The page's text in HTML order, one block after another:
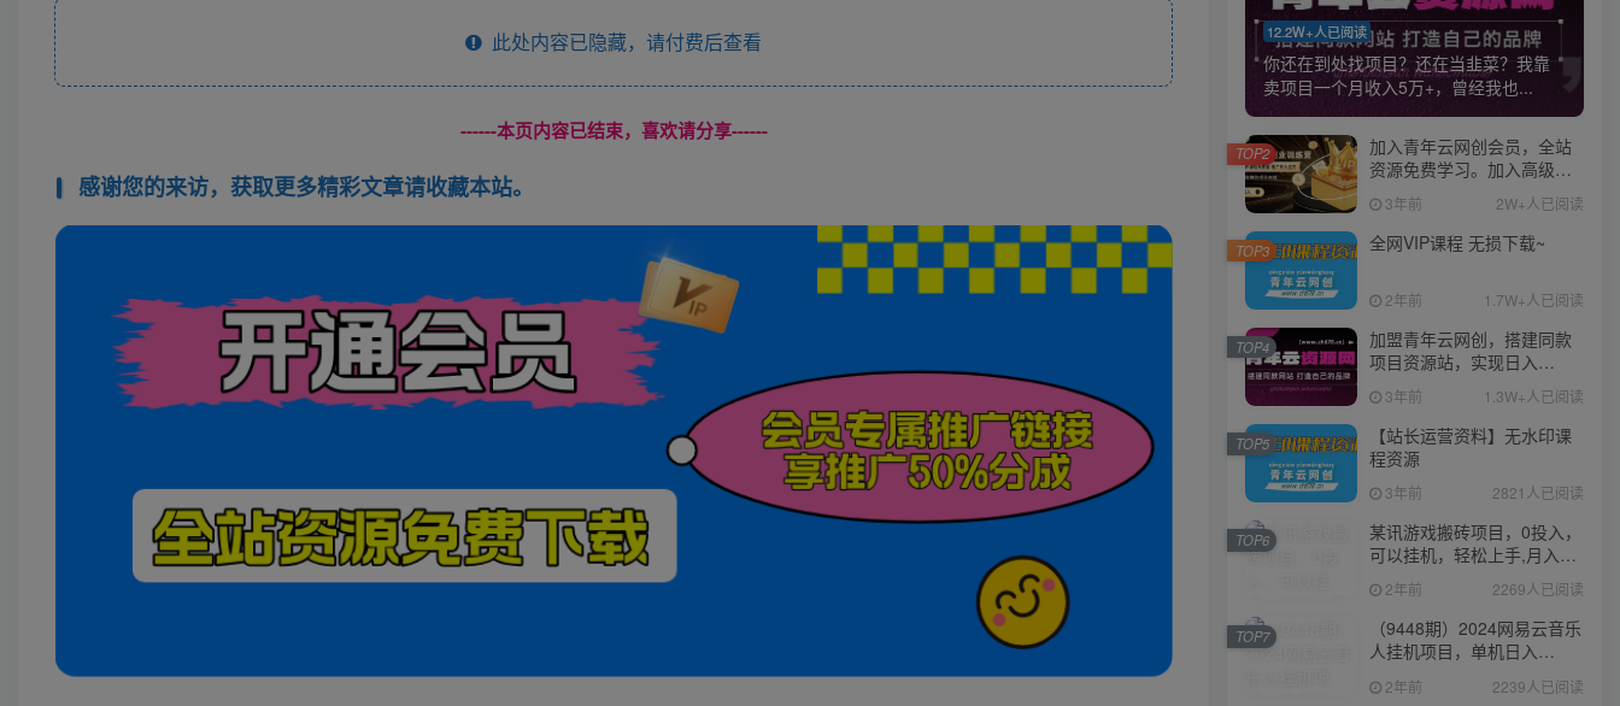
此处内容已隐藏，请付费后查看
------本页内容已结束，喜欢请分享------
感谢您的来访，获取更多精彩文章请收藏本站。
12.2W+人已阅读
你还在到处找项目？还在当韭菜？我靠
卖项目一个月收入5万+，曾经我也...
加入青年云网创会员，全站
资源免费学习。加入高级合
伙人，推广日入1000+
3年前 2W+人已阅读
TOP2
全网VIP课程 无损下载~
2年前 1.7W+人已阅读
TOP3
加盟青年云网创，搭建同款
项目资源站，实现日入
2000+
3年前 1.3W+人已阅读
TOP4
【站长运营资料】无水印课
程资源
3年前 2821人已阅读
TOP5
某讯游戏搬砖项目，0投入，
可以挂机，轻松上手,月入
3000+上不封顶
2年前 2269人已阅读
TOP6
（9448期）2024网易云音乐
人挂机项目，单机日入
150+，无脑月入5000+
2年前 2239人已阅读
TOP7